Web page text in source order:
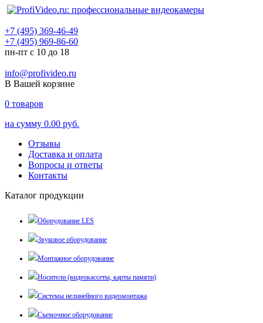
+7 (495) 369-46-49
+7 (495) 969-86-60
пн-пт с 10 до 18
info@profivideo.ru
В Вашей корзине
0 товаров
на сумму 0.00 руб.
Отзывы
Доставка и оплата
Вопросы и ответы
Контакты
Каталог продукции
Оборудование LES
Звуковое оборудование
Монтажное оборудование
Носители (видеокассеты, карты памяти)
Системы нелинейного видеомонтажа
Съемочное оборудование